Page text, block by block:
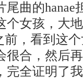
曲的hanae
个女孩，大
前，看到这
很合，然后
完全证明了